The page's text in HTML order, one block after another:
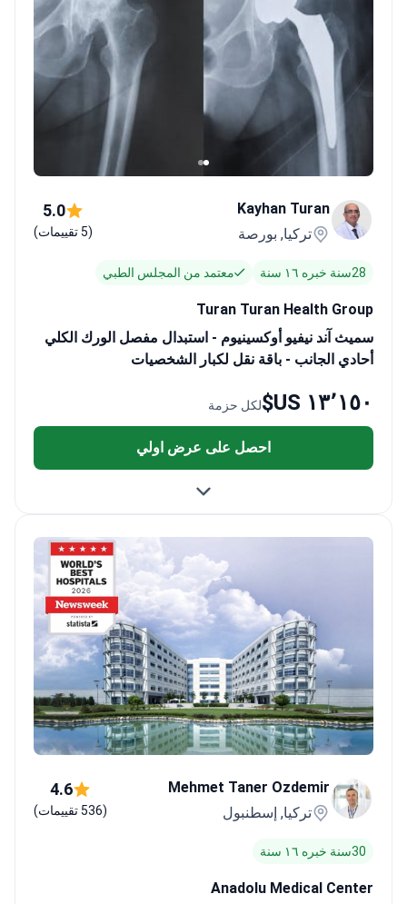
Kayhan Turan
تركيا, بورصة
5.0
(5 تقييمات)
28سنة خبره ١٦ سنة معتمد من المجلس الطبي
Turan Turan Health Group
سميث آند نيفيو أوكسينيوم - استبدال مفصل الورك الكلي
أحادي الجانب - باقة نقل لكبار الشخصيات
لكل حزمة ١٣٬١٥٠ US$
احصل على عرض اولي
Mehmet Taner Ozdemir
تركيا, إسطنبول
4.6
(536 تقييمات)
30سنة خبره ١٦ سنة
Anadolu Medical Center